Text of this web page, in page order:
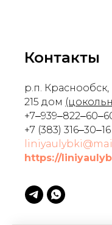
Контакты
р.п. Краснообск,
215 дом
+7 (383) 316‒30‒16
https://